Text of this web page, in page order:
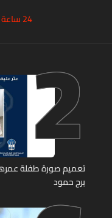
24 ساعة2
برج حمود